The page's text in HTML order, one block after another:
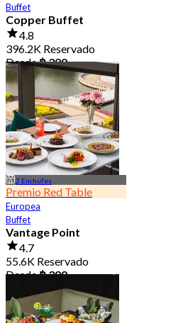
Buffet
Copper Buffet
4.8
396.2K Reservado
Desde฿ 399
2 Enchufes
Premio Red Table
Europea
Buffet
Vantage Point
4.7
55.6K Reservado
Desde฿ 399